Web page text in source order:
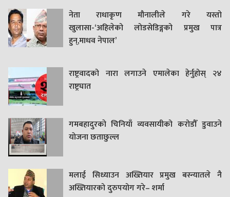
नेता राधाकृण मौनालीले गरे यस्तो
खुलासा-‘अहिलेको लोडसेडिङ्गको प्रमुख पात्र
हुन्,माधव नेपाल’
राष्ट्रवादको नारा लगाउने एमालेका हेर्नुहोस् २४
राष्ट्रघात
गमबहादुरकाे चिनियाँ व्यवसायीको करोडौँ डुवाउने
याेजना छताछुल्ल
मलाई सिध्याउन अख्तियार प्रमुख बस्न्यातले नै
अख्तियारको दुरुपयोग गरे– शर्मा